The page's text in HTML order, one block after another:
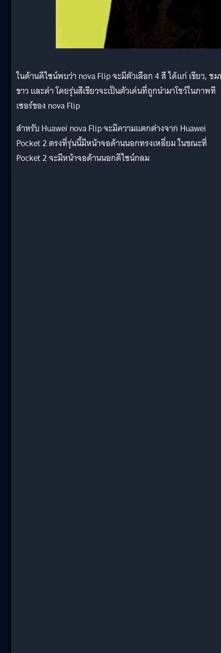
ในด้านดีไซน์พบว่า nova Flip จะมีตัวเลือก 4 สี ได้แก่ เขียว, ช
ขาว และดำ โดยรุ่นสีเขียวจะเป็นตัวเด่นที่ถูกนำมาโชว์ในภาพที
เซอร์ของ nova Flip
สำหรับ Huawei nova Flip จะมีความแตกต่างจาก Huawei
Pocket 2 ตรงที่รุ่นนี้มีหน้าจอด้านนอกทรงเหลี่ยม ในขณะที่
Pocket 2 จะมีหน้าจอด้านนอกดีไซน์กลม